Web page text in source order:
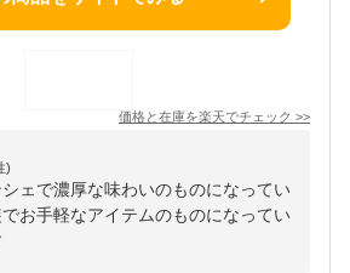
価格と在庫を楽天でチェック >>
)
ェで濃厚な味わいのものになってい
お手軽なアイテムのものになってい